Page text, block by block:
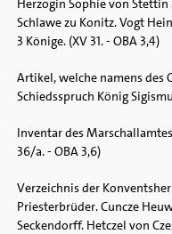
Herzogin Sophie von
Schlawe zu Konitz. Vogt
3 Könige. (XV 31. - OBA 3,4)
Artikel, welche namens des
Schiedsspruch König
Inventar des
36/a. - OBA 3,6)
Verzeichnis der
Priesterbrüder. Cuncze
Seckendorff. Hetczel von